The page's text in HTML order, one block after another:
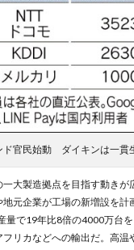
ド官民始動 ダイキンは一貫
大製造拠点を目指す動きが
元企業が工場の新増設を計
量で19年比8倍の4000万台
リカなどへの輸出だ。高温